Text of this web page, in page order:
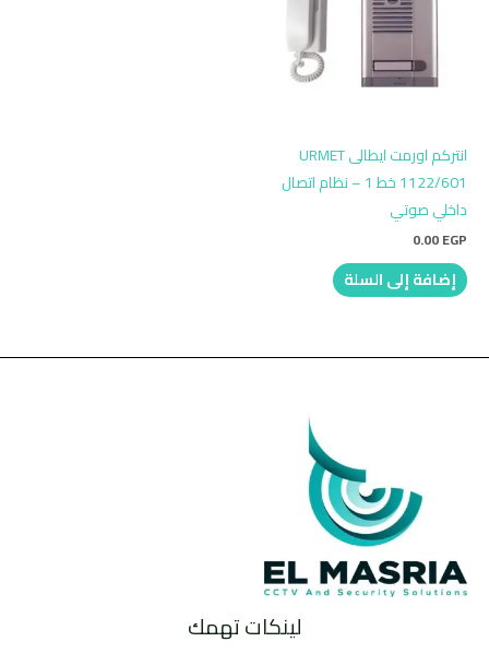
انتركم اورمت ايطالى URMET
1122/601 خط 1 – نظام اتصال
داخلي صوتي
0.00EGP
إضافة إلى السلة
لينكات تهمك